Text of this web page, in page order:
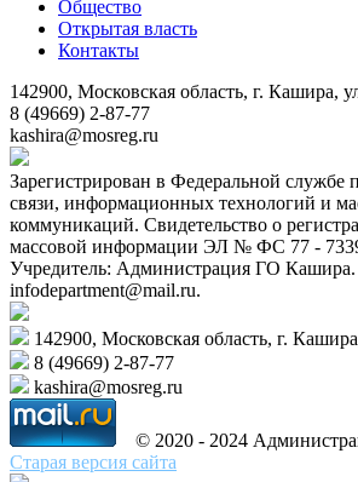
Общество
Открытая власть
Контакты
142900, Московская область, г. Кашира,
8 (49669) 2-87-77
kashira@mosreg.ru
Зарегистрирован в Федеральной службе
связи, информационных технологий и
коммуникаций. Свидетельство о
массовой информации ЭЛ № ФС 77 -
Учредитель: Администрация ГО
infodepartment@mail.ru.
142900, Московская область, г.
8 (49669) 2-87-77
kashira@mosreg.ru
© 2020 - 2024
Старая версия сайта